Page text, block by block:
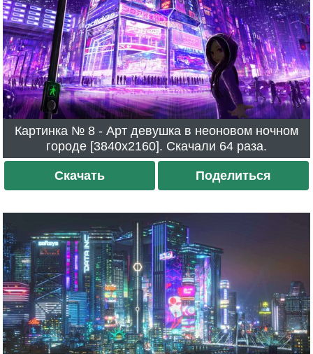
Картинка № 8 - Арт девушка в неоновом ночном
городе [3840x2160]. Скачали 64 раза.
Скачать Поделиться